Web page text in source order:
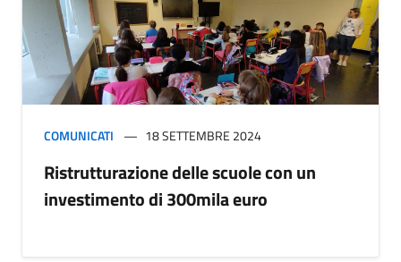
COMUNICATI 18 SETTEMBRE 2024
Ristrutturazione delle scuole con un
investimento di 300mila euro